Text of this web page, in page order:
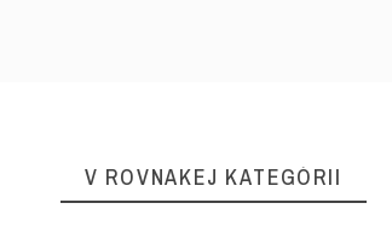
V ROVNAKEJ KATEGÓRII